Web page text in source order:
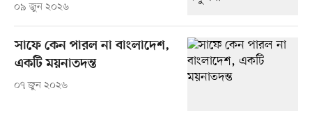
০৯ জুন ২০২৬
সাফে কেন পারল না বাংলাদেশ,
একটি ময়নাতদন্ত
০৭ জুন ২০২৬